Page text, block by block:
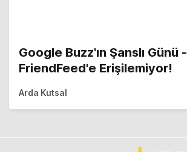
Google Buzz'ın Şanslı Günü -
FriendFeed'e Erişilemiyor!
Arda Kutsal